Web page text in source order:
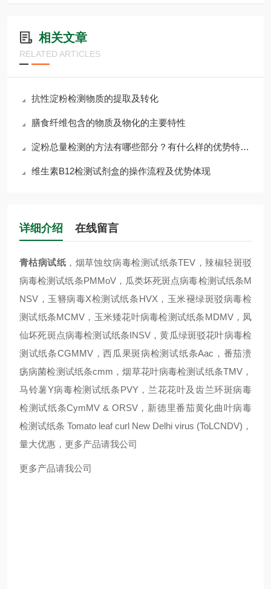
相关文章
RELATED ARTICLES
抗性淀粉检测物质的提取及转化
膳食纤维包含的物质及物化的主要特性
淀粉总量检测的方法有哪些部分？有什么样的优势特点？
维生素B12检测试剂盒的操作流程及优势体现
详细介绍 在线留言
青枯病试纸 ，烟草蚀纹病毒检测试纸条TEV，辣椒轻斑驳
病毒检测试纸条PMMoV，瓜类坏死斑点病毒检测试纸条M
NSV，玉簪病毒X检测试纸条HVX，玉米褪绿斑驳病毒检
测试纸条MCMV，玉米矮花叶病毒检测试纸条MDMV，凤
仙坏死斑点病毒检测试纸条INSV，黄瓜绿斑驳花叶病毒检
测试纸条CGMMV，西瓜果斑病检测试纸条Aac，番茄溃
疡病菌检测试纸条cmm，烟草花叶病毒检测试纸条TMV，
马铃薯Y病毒检测试纸条PVY，兰花花叶及齿兰环斑病毒
检测试纸条CymMV & ORSV，新德里番茄黄化曲叶病毒
检测试纸条 Tomato leaf curl New Delhi virus (ToLCNDV)，
量大优惠，更多产品请我公司
更多产品请我公司